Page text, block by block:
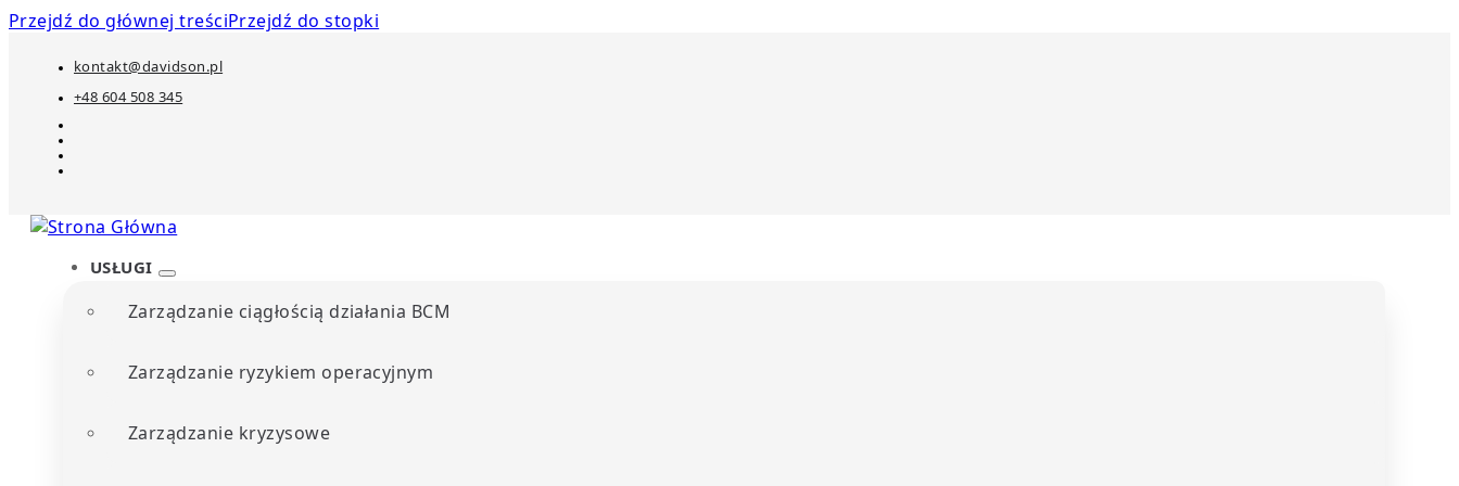
Przejdź do głównej treściPrzejdź do stopki
kontakt@davidson.pl
+48 604 508 345
USŁUGI
Zarządzanie ciągłością działania BCM
Zarządzanie ryzykiem operacyjnym
Zarządzanie kryzysowe